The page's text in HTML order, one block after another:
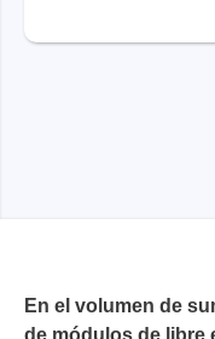
En el volumen de